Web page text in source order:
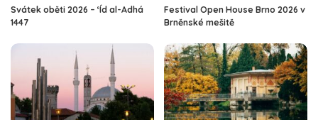
Svátek oběti 2026 – ‘Íd al-Adhá
1447
Festival Open House Brno 2026 v
Brněnské mešitě